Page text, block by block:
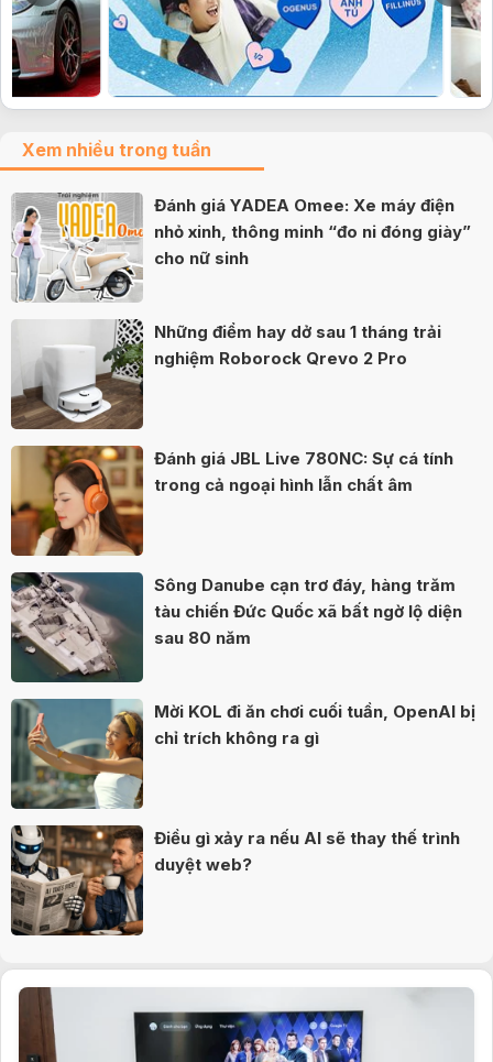
Xem nhiều trong tuần
Đánh giá YADEA Omee: Xe máy điện
nhỏ xinh, thông minh “đo ni đóng giày”
cho nữ sinh
Những điểm hay dở sau 1 tháng trải
nghiệm Roborock Qrevo 2 Pro
Đánh giá JBL Live 780NC: Sự cá tính
trong cả ngoại hình lẫn chất âm
Sông Danube cạn trơ đáy, hàng trăm
tàu chiến Đức Quốc xã bất ngờ lộ diện
sau 80 năm
Mời KOL đi ăn chơi cuối tuần, OpenAI bị
chỉ trích không ra gì
Điều gì xảy ra nếu AI sẽ thay thế trình
duyệt web?